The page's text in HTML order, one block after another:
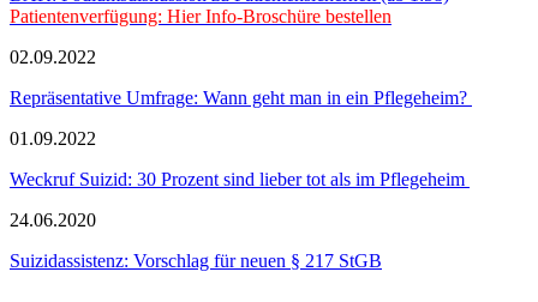
Patientenverfügung: Hier Info-Broschüre bestellen
02.09.2022
Repräsentative Umfrage: Wann geht man in ein Pflegeheim?
01.09.2022
Weckruf Suizid: 30 Prozent sind lieber tot als im Pflegeheim
24.06.2020
Suizidassistenz: Vorschlag für neuen § 217 StGB